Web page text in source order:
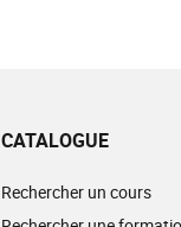
CATALOGUE
Rechercher un cours